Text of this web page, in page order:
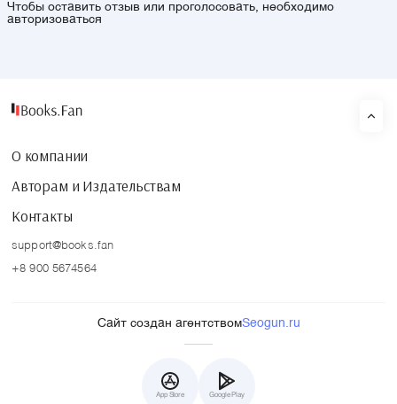
Чтобы оставить отзыв или проголосовать, необходимо
авторизоваться
О компании
Авторам и Издательствам
Контакты
support@books.fan
+8 900 5674564
Сайт создан агентствомSeogun.ru
App Store Google Play